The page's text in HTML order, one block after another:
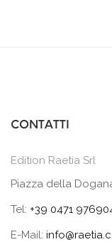
CONTATTI
Edition Raetia Srl
Piazza della
Tel: +39 0471
E-Mail: